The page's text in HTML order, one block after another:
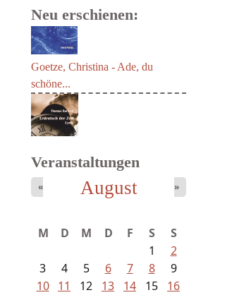
Neu erschienen:
Goetze, Christina - Ade, du
schöne...
Veranstaltungen
August
« »
M D M D F S
S
1
2
3
4 5 6 7 8
9
10
11 12 13 14 15
16